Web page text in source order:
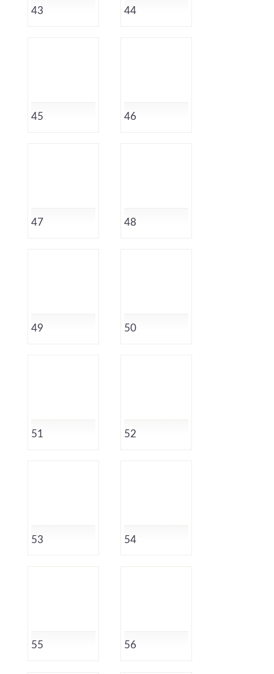
43 44
45 46
47 48
49 50
51 52
53 54
55 56